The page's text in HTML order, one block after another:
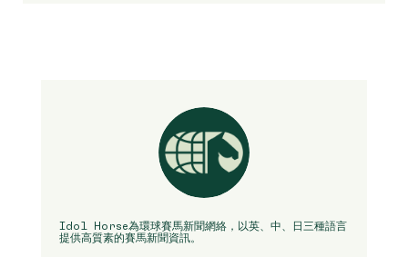
Idol Horse為環球賽馬新聞網絡，以英、中、日三種語言
提供高質素的賽馬新聞資訊。